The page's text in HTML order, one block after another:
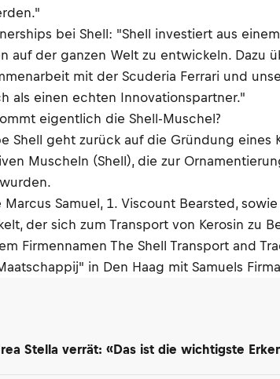
bei Shell: "Shell investiert aus
auf der ganzen Welt zu entwickeln.
mit der Scuderia Ferrari und
als einen echten Innovationspartner."
eigentlich die Shell-Muschel?
Shell geht zurück auf die Gründung
Muscheln (Shell), die zur
Samuel, 1. Viscount Bearsted,
der sich zum Transport von Kerosin zu
Firmennamen The Shell Transport and
in Den Haag mit Samuels
Stella verrät: «Das ist die wichtigste